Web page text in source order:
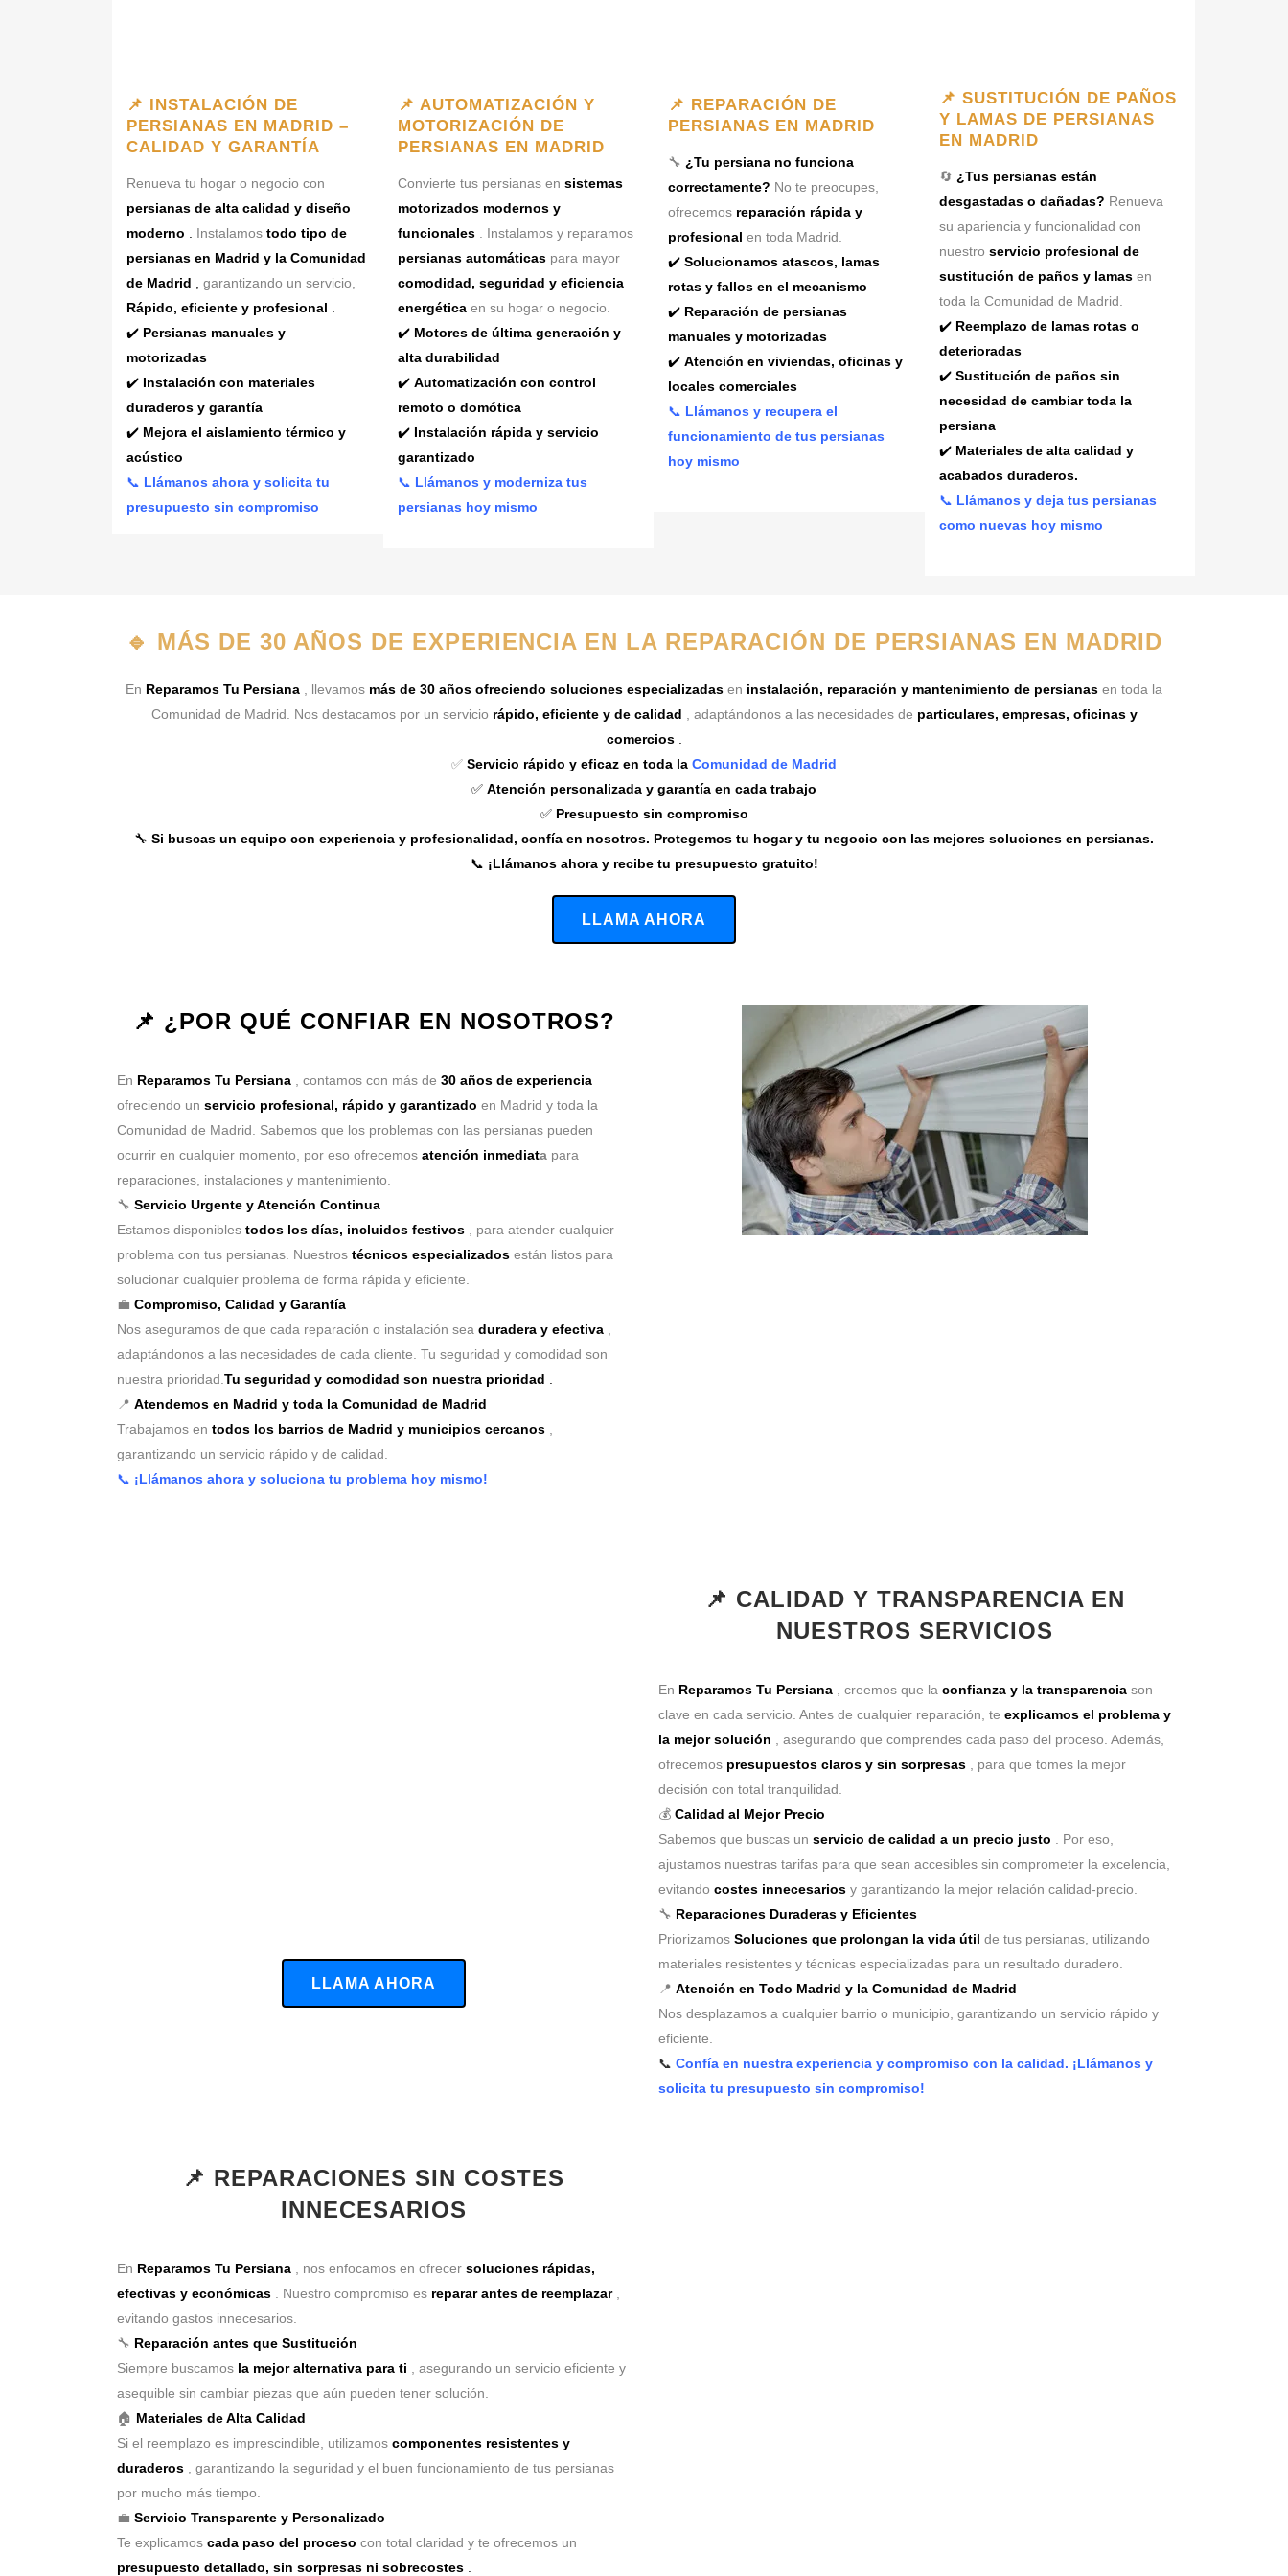
📌 INSTALACIÓN DE
PERSIANAS EN MADRID –
CALIDAD Y GARANTÍA
Renueva tu hogar o negocio con
persianas de alta calidad y diseño
moderno
Instalamos todo tipo de
persianas en Madrid y la Comunidad
de Madrid
garantizando un servicio,
Rápido, eficiente y profesional
✔️ Persianas manuales y
motorizadas
✔️ Instalación con materiales
duraderos y garantía
✔️ Mejora el aislamiento térmico y
acústico
📞 Llámanos ahora y solicita tu
presupuesto sin compromiso
📌 AUTOMATIZACIÓN Y
MOTORIZACIÓN DE
PERSIANAS EN MADRID
Convierte tus persianas en sistemas
motorizados modernos y
funcionales. Instalamos y reparamos
persianas automáticaspara mayor
comodidad, seguridad y eficiencia
energéticaen su hogar o negocio.
✔️ Motores de última generación y
alta durabilidad
✔️ Automatización con control
remoto o domótica
✔️ Instalación rápida y servicio
garantizado
📞 Llámanos y moderniza tus
persianas hoy mismo
📌 REPARACIÓN DE
PERSIANAS EN MADRID
🔧 ¿Tu persiana no funciona
correctamente? No te preocupes,
ofrecemos reparación rápida y
profesional en toda Madrid.
✔️ Solucionamos atascos, lamas
rotas y fallos en el mecanismo
✔️ Reparación de persianas
manuales y motorizadas
✔️ Atención en viviendas, oficinas y
locales comerciales
📞 Llámanos y recupera el
funcionamiento de tus persianas
hoy mismo
📌 SUSTITUCIÓN DE PAÑOS
Y LAMAS DE PERSIANAS
EN MADRID
🔄 ¿Tus persianas están
desgastadas o dañadas? Renueva
su apariencia y funcionalidad con
nuestro servicio profesional de
sustitución de paños y lamasen
toda la Comunidad de Madrid.
✔️ Reemplazo de lamas rotas o
deterioradas
✔️ Sustitución de paños sin
necesidad de cambiar toda la
persiana
✔️ Materiales de alta calidad y
acabados duraderos.
📞 Llámanos y deja tus persianas
como nuevas hoy mismo
🔹 MÁS DE 30 AÑOS DE EXPERIENCIA EN LA REPARACIÓN DE PERSIANAS EN MADRID
En Reparamos Tu Persiana , llevamos más de 30 años ofreciendo soluciones especializadas en instalación, reparación y mantenimiento de persianas en toda la
Comunidad de Madrid. Nos destacamos por un servicio rápido, eficiente y de calidad , adaptándonos a las necesidades de particulares, empresas, oficinas y
comercios.
✅ Servicio rápido y eficaz en toda la Comunidad de Madrid
✅ Atención personalizada y garantía en cada trabajo
✅ Presupuesto sin compromiso
🔧 Si buscas un equipo con experiencia y profesionalidad, confía en nosotros. Protegemos tu hogar y tu negocio con las mejores soluciones en persianas.
📞 ¡Llámanos ahora y recibe tu presupuesto gratuito!
LLAMA AHORA
📌 ¿POR QUÉ CONFIAR EN NOSOTROS?
En Reparamos Tu Persiana , contamos con más de 30 años de experiencia
ofreciendo un servicio profesional, rápido y garantizado en Madrid y toda la
Comunidad de Madrid. Sabemos que los problemas con las persianas pueden
ocurrir en cualquier momento, por eso ofrecemos atención inmediata para
reparaciones, instalaciones y mantenimiento.
🔧 Servicio Urgente y Atención Continua
Estamos disponibles todos los días, incluidos festivos , para atender cualquier
problema con tus persianas. Nuestros técnicos especializados están listos para
solucionar cualquier problema de forma rápida y eficiente.
💼 Compromiso, Calidad y Garantía
Nos aseguramos de que cada reparación o instalación sea duradera y efectiva
adaptándonos a las necesidades de cada cliente. Tu seguridad y comodidad son
nuestra prioridad. Tu seguridad y comodidad son nuestra prioridad
📍 Atendemos en Madrid y toda la Comunidad de Madrid
Trabajamos en todos los barrios de Madrid y municipios cercanos
garantizando un servicio rápido y de calidad.
📞 ¡Llámanos ahora y soluciona tu problema hoy mismo!
LLAMA AHORA
📌 CALIDAD Y TRANSPARENCIA EN
NUESTROS SERVICIOS
En Reparamos Tu Persiana , creemos que la confianza y la transparencia son
clave en cada servicio. Antes de cualquier reparación, te explicamos el problema y
la mejor solución , asegurando que comprendes cada paso del proceso. Además,
ofrecemos presupuestos claros y sin sorpresas , para que tomes la mejor
decisión con total tranquilidad.
💰 Calidad al Mejor Precio
Sabemos que buscas un servicio de calidad a un precio justo . Por eso,
ajustamos nuestras tarifas para que sean accesibles sin comprometer la excelencia,
evitando costes innecesarios y garantizando la mejor relación calidad-precio.
🔧 Reparaciones Duraderas y Eficientes
Priorizamos Soluciones que prolongan la vida útil de tus persianas, utilizando
materiales resistentes y técnicas especializadas para un resultado duradero.
📍 Atención en Todo Madrid y la Comunidad de Madrid
Nos desplazamos a cualquier barrio o municipio, garantizando un servicio rápido y
eficiente.
📞 Confía en nuestra experiencia y compromiso con la calidad. ¡Llámanos y
solicita tu presupuesto sin compromiso!
📌 REPARACIONES SIN COSTES
INNECESARIOS
En Reparamos Tu Persiana , nos enfocamos en ofrecer soluciones rápidas,
efectivas y económicas . Nuestro compromiso es reparar antes de reemplazar,
evitando gastos innecesarios.
🔧 Reparación antes que Sustitución
Siempre buscamos la mejor alternativa para ti , asegurando un servicio eficiente y
asequible sin cambiar piezas que aún pueden tener solución.
🏠 Materiales de Alta Calidad
Si el reemplazo es imprescindible, utilizamos componentes resistentes y
duraderos , garantizando la seguridad y el buen funcionamiento de tus persianas
por mucho más tiempo.
💼 Servicio Transparente y Personalizado
Te explicamos cada paso del proceso con total claridad y te ofrecemos un
presupuesto detallado, sin sorpresas ni sobrecostes